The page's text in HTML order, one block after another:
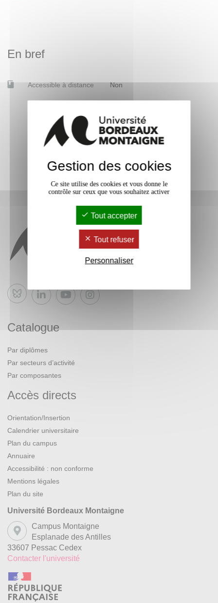
En bref
Accessible à distance Non
Bluesky
Catalogue
Par diplômes
Par secteurs d’activité
Par composantes
Accès directs
Orientation/Insertion
Calendrier universitaire
Plan du campus
Annuaire
Accessibilité : non conforme
Mentions légales
Plan du site
Université Bordeaux Montaigne
Campus Montaigne
Esplanade des Antilles
33607 Pessac Cedex
Contacter l'université
Gestion des cookies
Ce site utilise des cookies et vous donne le
contrôle sur ceux que vous souhaitez activer
Tout accepter
Tout refuser
Personnaliser